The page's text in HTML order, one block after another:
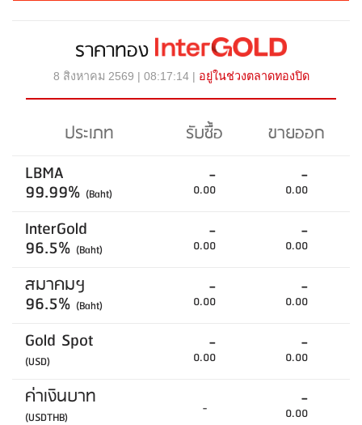
ราคาทอง
8 สิงหาคม 2569 | 08:17:14 | อยู่ในช่วงตลาดทองปิด
ประเภท รับซื้อ
ขายออก
LBMA
99.99% (Baht)
-
0.00
-
0.00
InterGold
96.5% (Baht)
-
0.00
-
0.00
สมาคมฯ
96.5% (Baht)
-
0.00
-
0.00
Gold Spot
(USD)
-
0.00
-
0.00
ค่าเงินบาท
(USDTHB) - -
0.00